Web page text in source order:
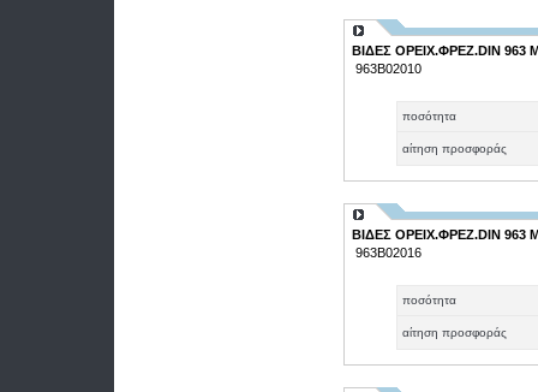
ΒΙΔΕΣ ΟΡΕΙΧ.ΦΡΕΖ.DIN 963
963Β02010
ποσότητα
αίτηση προσφοράς
ΒΙΔΕΣ ΟΡΕΙΧ.ΦΡΕΖ.DIN 963
963Β02016
ποσότητα
αίτηση προσφοράς